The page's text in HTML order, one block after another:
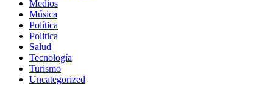
Medios
Música
Política
Politica
Salud
Tecnología
Turismo
Uncategorized